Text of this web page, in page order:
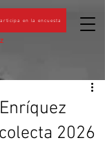
en la encuesta
2026